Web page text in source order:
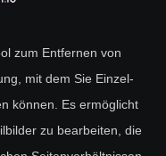
zum Entfernen von
mit dem Sie Einzel-
können. Es ermöglicht
zu bearbeiten, die